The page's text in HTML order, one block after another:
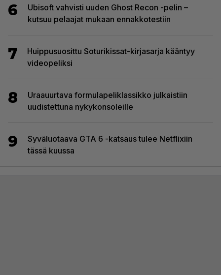
6
Ubisoft vahvisti uuden Ghost Recon -pelin –
kutsuu pelaajat mukaan ennakkotestiin
7
Huippusuosittu Soturikissat-kirjasarja kääntyy
videopeliksi
8
Uraauurtava formulapeliklassikko julkaistiin
uudistettuna nykykonsoleille
9
Syväluotaava GTA 6 -katsaus tulee Netflixiin
tässä kuussa